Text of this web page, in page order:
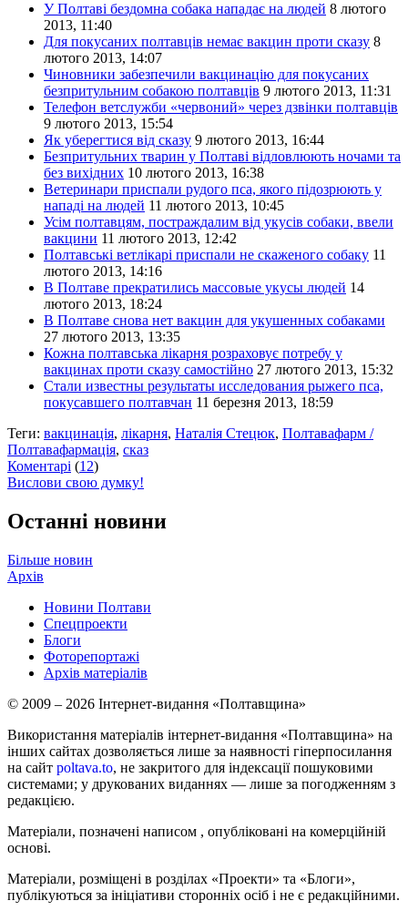
У Полтаві бездомна собака нападає на людей 8 лютого
2013, 11:40
Для покусаних полтавців немає вакцин проти сказу 8
лютого 2013, 14:07
Чиновники забезпечили вакцинацію для покусаних
безпритульним собакою полтавців 9 лютого 2013, 11:31
Телефон ветслужби «червоний» через дзвінки полтавців
9 лютого 2013, 15:54
Як уберегтися від сказу 9 лютого 2013, 16:44
Безпритульних тварин у Полтаві відловлюють ночами та
без вихідних 10 лютого 2013, 16:38
Ветеринари приспали рудого пса, якого підозрюють у
нападі на людей 11 лютого 2013, 10:45
Усім полтавцям, постраждалим від укусів собаки, ввели
вакцини 11 лютого 2013, 12:42
Полтавські ветлікарі приспали не скаженого собаку 11
лютого 2013, 14:16
В Полтаве прекратились массовые укусы людей 14
лютого 2013, 18:24
В Полтаве снова нет вакцин для укушенных собаками
27 лютого 2013, 13:35
Кожна полтавська лікарня розраховує потребу у
вакцинах проти сказу самостійно 27 лютого 2013, 15:32
Стали известны результаты исследования рыжего пса,
покусавшего полтавчан 11 березня 2013, 18:59
Теги: вакцинація, лікарня, Наталія Стецюк, Полтавафарм /
Полтавафармація, сказ
Коментарі (12)
Вислови свою думку!
Останні новини
Більше новин
Архів
Новини Полтави
Спецпроекти
Блоги
Фоторепортажі
Архів матеріалів
© 2009 – 2026 Інтернет-видання «Полтавщина»
Використання матеріалів інтернет-видання «Полтавщина» на
інших сайтах дозволяється лише за наявності гіперпосилання
на сайт poltava.to, не закритого для індексації пошуковими
системами; у друкованих виданнях — лише за погодженням з
редакцією.
Матеріали, позначені написом , опубліковані на комерційній
основі.
Матеріали, розміщені в розділах «Проекти» та «Блоги»,
публікуються за ініціативи сторонніх осіб і не є редакційними.